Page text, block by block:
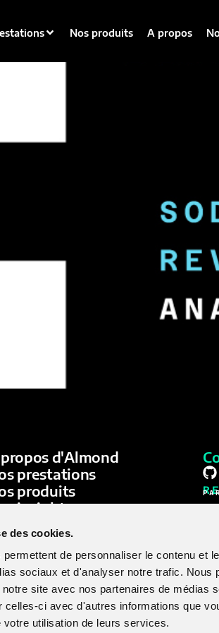
des cookies.
de personnaliser le contenu et
sociaux et d'analyser notre trafic. Nous
site avec nos partenaires de médias
celles-ci avec d'autres informations que
utilisation de leurs services.
Nos produits A propos
Analysis
d'Almond
prestations
produits
insights